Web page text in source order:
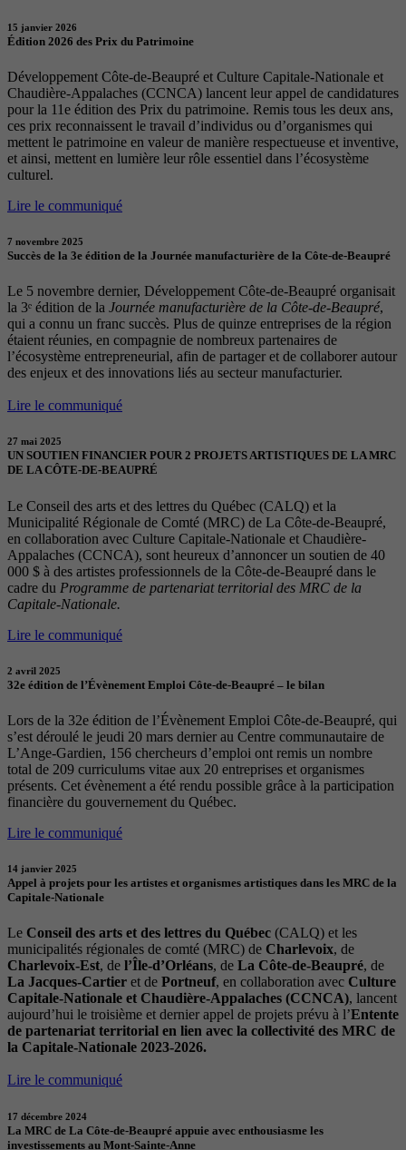
15 janvier 2026
Édition 2026 des Prix du Patrimoine
Développement Côte-de-Beaupré et Culture Capitale-Nationale et
Chaudière-Appalaches (CCNCA) lancent leur appel de candidatures
pour la 11e édition des Prix du patrimoine. Remis tous les deux ans,
ces prix reconnaissent le travail d’individus ou d’organismes qui
mettent le patrimoine en valeur de manière respectueuse et inventive,
et ainsi, mettent en lumière leur rôle essentiel dans l’écosystème
culturel.
Lire le communiqué
7 novembre 2025
Succès de la 3e édition de la Journée manufacturière de la Côte-de-Beaupré
Le 5 novembre dernier, Développement Côte-de-Beaupré organisait
la 3ᵉ édition de la Journée manufacturière de la Côte-de-Beaupré,
qui a connu un franc succès. Plus de quinze entreprises de la région
étaient réunies, en compagnie de nombreux partenaires de
l’écosystème entrepreneurial, afin de partager et de collaborer autour
des enjeux et des innovations liés au secteur manufacturier.
Lire le communiqué
27 mai 2025
UN SOUTIEN FINANCIER POUR 2 PROJETS ARTISTIQUES DE LA MRC
DE LA CÔTE-DE-BEAUPRÉ
Le Conseil des arts et des lettres du Québec (CALQ) et la
Municipalité Régionale de Comté (MRC) de La Côte-de-Beaupré,
en collaboration avec Culture Capitale-Nationale et Chaudière-
Appalaches (CCNCA), sont heureux d’annoncer un soutien de 40
000 $ à des artistes professionnels de la Côte-de-Beaupré dans le
cadre du Programme de partenariat territorial des MRC de la
Capitale-Nationale.
Lire le communiqué
2 avril 2025
32e édition de l’Évènement Emploi Côte-de-Beaupré – le bilan
Lors de la 32e édition de l’Évènement Emploi Côte-de-Beaupré, qui
s’est déroulé le jeudi 20 mars dernier au Centre communautaire de
L’Ange-Gardien, 156 chercheurs d’emploi ont remis un nombre
total de 209 curriculums vitae aux 20 entreprises et organismes
présents. Cet évènement a été rendu possible grâce à la participation
financière du gouvernement du Québec.
Lire le communiqué
14 janvier 2025
Appel à projets pour les artistes et organismes artistiques dans les MRC de la
Capitale-Nationale
Le Conseil des arts et des lettres du Québec (CALQ) et les
municipalités régionales de comté (MRC) de Charlevoix, de
Charlevoix-Est, de l’Île-d’Orléans, de La Côte-de-Beaupré, de
La Jacques-Cartier et de Portneuf, en collaboration avec Culture
Capitale-Nationale et Chaudière-Appalaches (CCNCA), lancent
aujourd’hui le troisième et dernier appel de projets prévu à l’Entente
de partenariat territorial en lien avec la collectivité des MRC de
la Capitale-Nationale 2023-2026.
Lire le communiqué
17 décembre 2024
La MRC de La Côte-de-Beaupré appuie avec enthousiasme les
investissements au Mont-Sainte-Anne